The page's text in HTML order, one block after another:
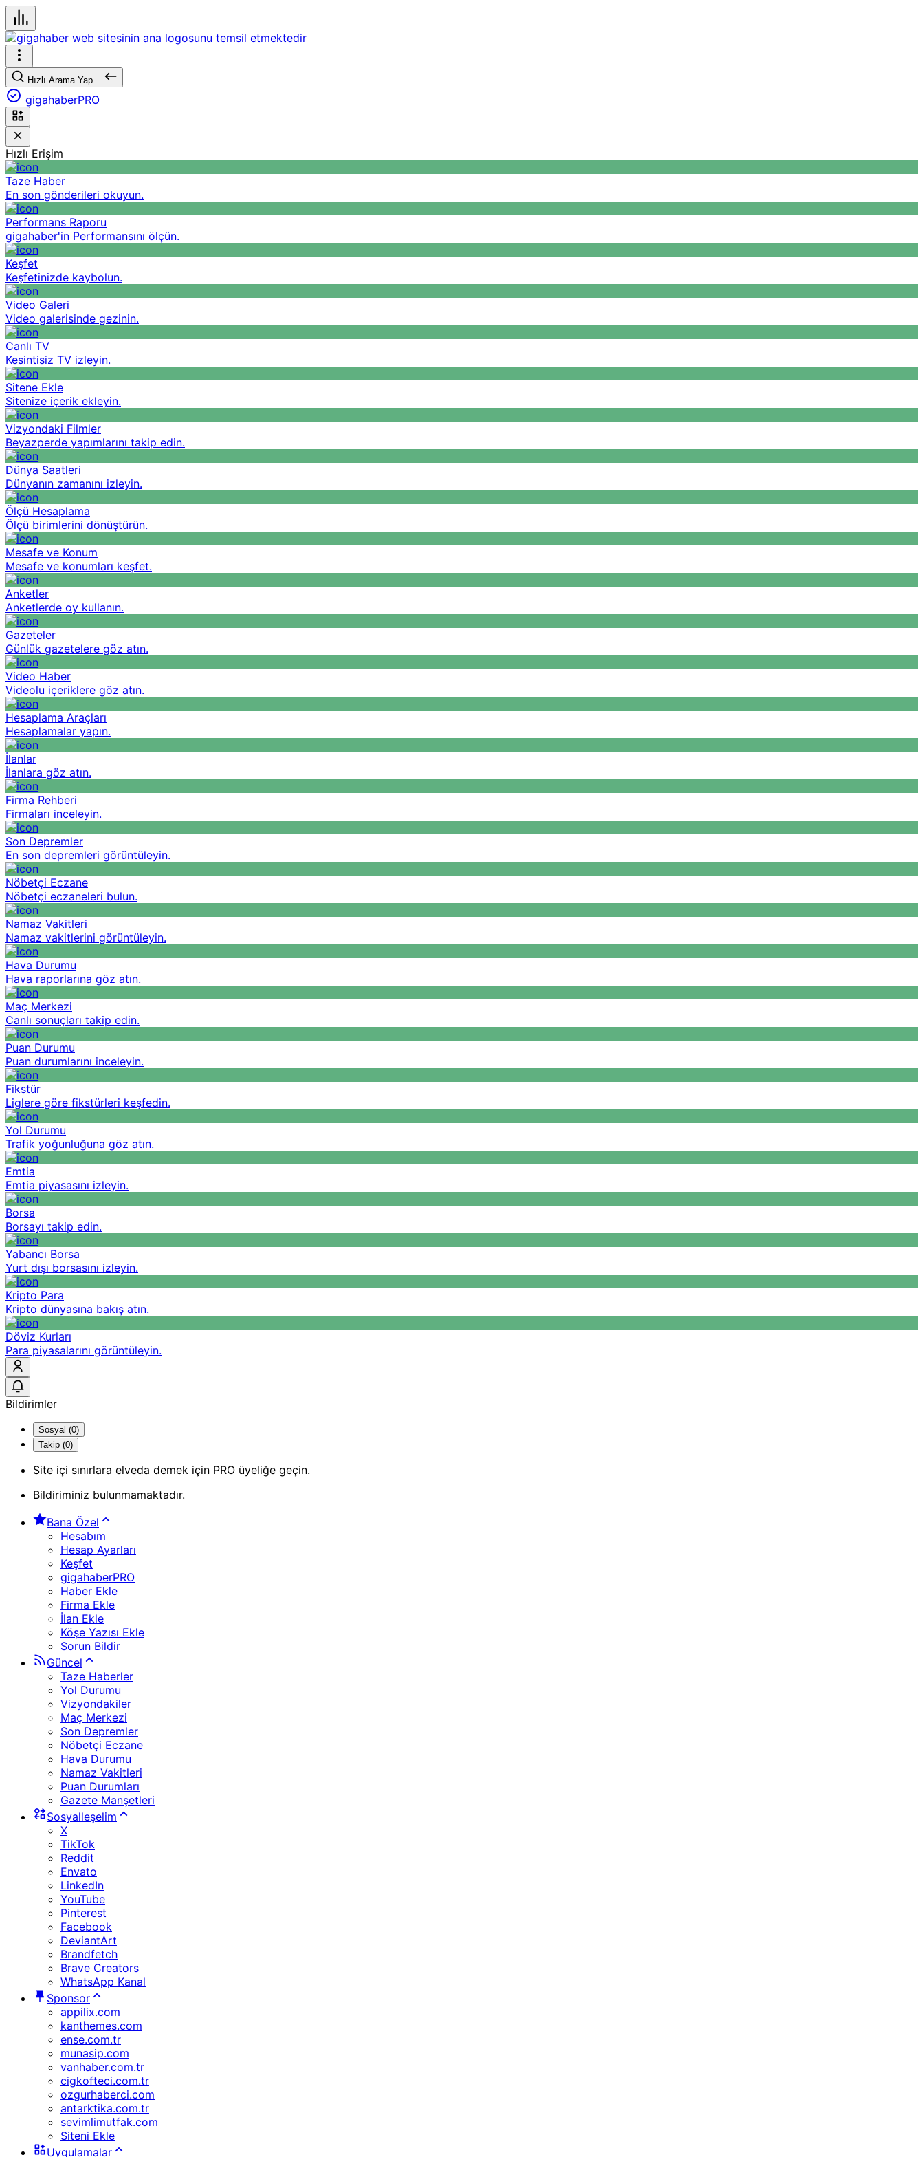
Hızlı Arama Yap...
gigahaberPRO
Hızlı Erişim
Taze Haber
En son gönderileri okuyun.
Performans Raporu
gigahaber'in Performansını ölçün.
Keşfet
Keşfetinizde kaybolun.
Video Galeri
Video galerisinde gezinin.
Canlı TV
Kesintisiz TV izleyin.
Sitene Ekle
Sitenize içerik ekleyin.
Vizyondaki Filmler
Beyazperde yapımlarını takip edin.
Dünya Saatleri
Dünyanın zamanını izleyin.
Ölçü Hesaplama
Ölçü birimlerini dönüştürün.
Mesafe ve Konum
Mesafe ve konumları keşfet.
Anketler
Anketlerde oy kullanın.
Gazeteler
Günlük gazetelere göz atın.
Video Haber
Videolu içeriklere göz atın.
Hesaplama Araçları
Hesaplamalar yapın.
İlanlar
İlanlara göz atın.
Firma Rehberi
Firmaları inceleyin.
Son Depremler
En son depremleri görüntüleyin.
Nöbetçi Eczane
Nöbetçi eczaneleri bulun.
Namaz Vakitleri
Namaz vakitlerini görüntüleyin.
Hava Durumu
Hava raporlarına göz atın.
Maç Merkezi
Canlı sonuçları takip edin.
Puan Durumu
Puan durumlarını inceleyin.
Fikstür
Liglere göre fikstürleri keşfedin.
Yol Durumu
Trafik yoğunluğuna göz atın.
Emtia
Emtia piyasasını izleyin.
Borsa
Borsayı takip edin.
Yabancı Borsa
Yurt dışı borsasını izleyin.
Kripto Para
Kripto dünyasına bakış atın.
Döviz Kurları
Para piyasalarını görüntüleyin.
Bildirimler
Sosyal (0)
Takip (0)
Site içi sınırlara elveda demek için PRO üyeliğe geçin.
Bildiriminiz bulunmamaktadır.
Bana Özel
Hesabım
Hesap Ayarları
Keşfet
gigahaberPRO
Haber Ekle
Firma Ekle
İlan Ekle
Köşe Yazısı Ekle
Sorun Bildir
Güncel
Taze Haberler
Yol Durumu
Vizyondakiler
Maç Merkezi
Son Depremler
Nöbetçi Eczane
Hava Durumu
Namaz Vakitleri
Puan Durumları
Gazete Manşetleri
Sosyalleşelim
X
TikTok
Reddit
Envato
LinkedIn
YouTube
Pinterest
Facebook
DeviantArt
Brandfetch
Brave Creators
WhatsApp Kanal
Sponsor
appilix.com
kanthemes.com
ense.com.tr
munasip.com
vanhaber.com.tr
cigkofteci.com.tr
ozgurhaberci.com
antarktika.com.tr
sevimlimutfak.com
Siteni Ekle
Uygulamalar